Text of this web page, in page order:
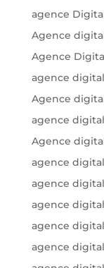
agence
Agence
Agence
agence
Agence
agence
Agence
agence
agence
agence
agence
agence